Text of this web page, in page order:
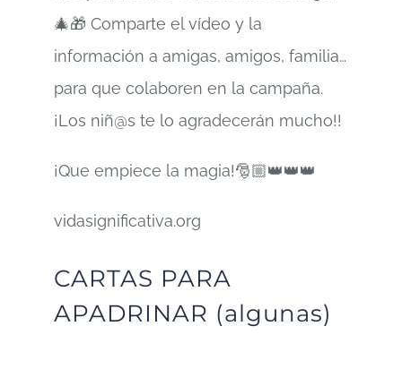
🎄🎁 Comparte el vídeo y la
información a amigas, amigos, familia…
para que colaboren en la campaña.
¡Los niñ@s te lo agradecerán mucho!!
¡Que empiece la magia!🎅🏼👑👑👑
vidasignificativa.org
CARTAS PARA
APADRINAR (algunas)